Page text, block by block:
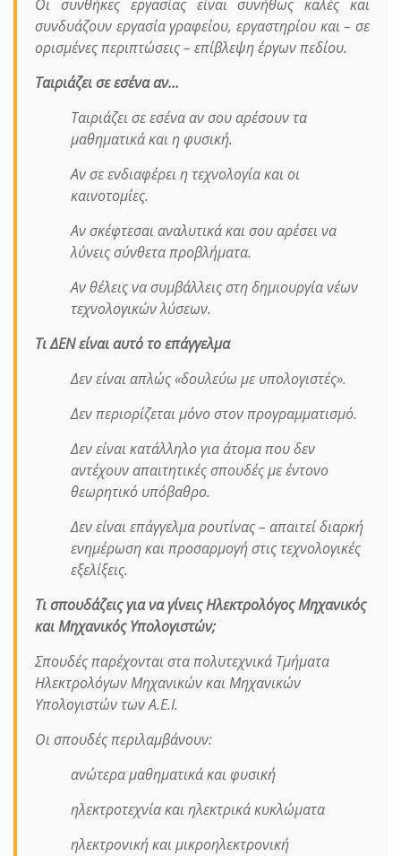
Οι συνθήκες εργασίας είναι συνήθως καλές και
συνδυάζουν εργασία γραφείου, εργαστηρίου και – σε
ορισμένες περιπτώσεις – επίβλεψη έργων πεδίου.
Ταιριάζει σε εσένα αν…
Ταιριάζει σε εσένα αν σου αρέσουν τα
μαθηματικά και η φυσική.
Αν σε ενδιαφέρει η τεχνολογία και οι
καινοτομίες.
Αν σκέφτεσαι αναλυτικά και σου αρέσει να
λύνεις σύνθετα προβλήματα.
Αν θέλεις να συμβάλλεις στη δημιουργία νέων
τεχνολογικών λύσεων.
Τι ΔΕΝ είναι αυτό το επάγγελμα
Δεν είναι απλώς «δουλεύω με υπολογιστές».
Δεν περιορίζεται μόνο στον προγραμματισμό.
Δεν είναι κατάλληλο για άτομα που δεν
αντέχουν απαιτητικές σπουδές με έντονο
θεωρητικό υπόβαθρο.
Δεν είναι επάγγελμα ρουτίνας – απαιτεί διαρκή
ενημέρωση και προσαρμογή στις τεχνολογικές
εξελίξεις.
Τι σπουδάζεις για να γίνεις Ηλεκτρολόγος Μηχανικός
και Μηχανικός Υπολογιστών;
Σπουδές παρέχονται στα πολυτεχνικά Τμήματα
Ηλεκτρολόγων Μηχανικών και Μηχανικών
Υπολογιστών των Α.Ε.Ι.
Οι σπουδές περιλαμβάνουν:
ανώτερα μαθηματικά και φυσική
ηλεκτροτεχνία και ηλεκτρικά κυκλώματα
ηλεκτρονική και μικροηλεκτρονική